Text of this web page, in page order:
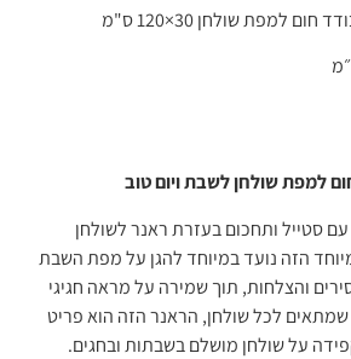
למפת שולחן 30×120 ס"מ
למפת שולחן לשבת ויום טוב
סטייל ותחכום בעזרת ראנר לשולחן
הזה נועד במיוחד להגן על מפת השבת
והצלחות, תוך שמירה על מראה חגיגי
שמתאים לכל שולחן, הראנר הזה הוא פריט
על שולחן מושלם בשבתות ובחגים.